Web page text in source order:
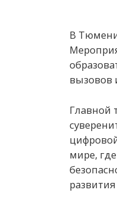
В
вызовов
Главной
мире,